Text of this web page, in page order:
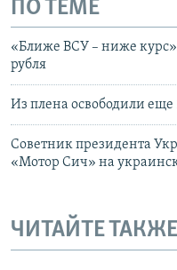
ПО ТЕМЕ
«Ближе ВСУ – ниже
рубля
Из плена освободили
Советник президента
«Мотор Сич» на
ЧИТАЙТЕ